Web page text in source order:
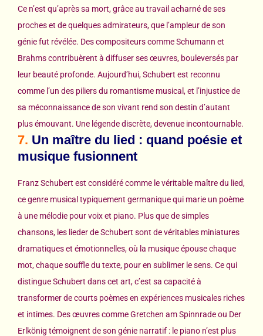
Ce n’est qu’après sa mort, grâce au travail acharné de ses
proches et de quelques admirateurs, que l’ampleur de son
génie fut révélée. Des compositeurs comme Schumann et
Brahms contribuèrent à diffuser ses œuvres, bouleversés par
leur beauté profonde. Aujourd’hui, Schubert est reconnu
comme l’un des piliers du romantisme musical, et l’injustice de
sa méconnaissance de son vivant rend son destin d’autant
plus émouvant. Une légende discrète, devenue incontournable.
7. Un maître du lied : quand poésie et
musique fusionnent
Franz Schubert est considéré comme le véritable maître du lied,
ce genre musical typiquement germanique qui marie un poème
à une mélodie pour voix et piano. Plus que de simples
chansons, les lieder de Schubert sont de véritables miniatures
dramatiques et émotionnelles, où la musique épouse chaque
mot, chaque souffle du texte, pour en sublimer le sens. Ce qui
distingue Schubert dans cet art, c’est sa capacité à
transformer de courts poèmes en expériences musicales riches
et intimes. Des œuvres comme Gretchen am Spinnrade ou Der
Erlkönig témoignent de son génie narratif : le piano n’est plus